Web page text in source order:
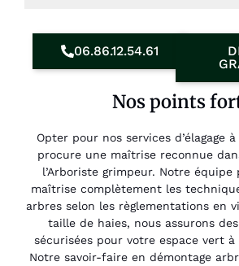
06.86.12.54.61
Nos points
Opter pour nos services d’élagage à
procure une maîtrise reconnue
l’Arboriste grimpeur. Notre équipe
maîtrise complètement les
arbres selon les règlementations en
taille de haies, nous assurons
sécurisées pour votre espace vert à
Notre savoir-faire en démontage